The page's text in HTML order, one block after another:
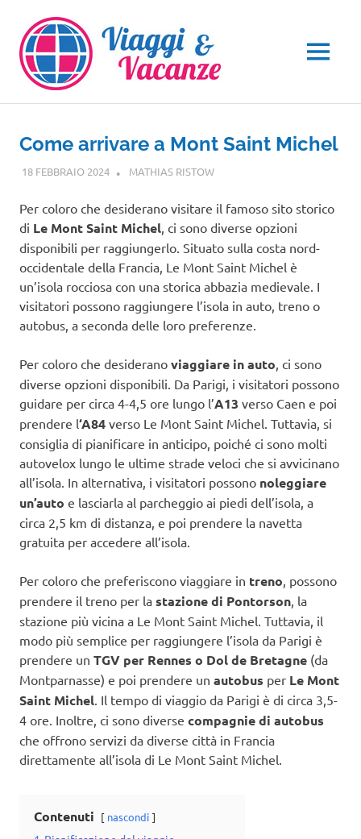
contenuto
MENU
Come arrivare a Mont Saint Michel
18 FEBBRAIO 2024 MATHIAS RISTOWEUROPA
Per coloro che desiderano visitare il famoso sito storico
di Le Mont Saint Michel, ci sono diverse opzioni
disponibili per raggiungerlo. Situato sulla costa nord-
occidentale della Francia, Le Mont Saint Michel è
un’isola rocciosa con una storica abbazia medievale. I
visitatori possono raggiungere l’isola in auto, treno o
autobus, a seconda delle loro preferenze.
Per coloro che desiderano viaggiare in auto, ci sono
diverse opzioni disponibili. Da Parigi, i visitatori possono
guidare per circa 4-4,5 ore lungo l’A13 verso Caen e poi
prendere l‘A84 verso Le Mont Saint Michel. Tuttavia, si
consiglia di pianificare in anticipo, poiché ci sono molti
autovelox lungo le ultime strade veloci che si avvicinano
all’isola. In alternativa, i visitatori possono noleggiare
un’auto e lasciarla al parcheggio ai piedi dell’isola, a
circa 2,5 km di distanza, e poi prendere la navetta
gratuita per accedere all’isola.
Per coloro che preferiscono viaggiare in treno, possono
prendere il treno per la stazione di Pontorson, la
stazione più vicina a Le Mont Saint Michel. Tuttavia, il
modo più semplice per raggiungere l’isola da Parigi è
prendere un TGV per Rennes o Dol de Bretagne (da
Montparnasse) e poi prendere un autobus per Le Mont
Saint Michel. Il tempo di viaggio da Parigi è di circa 3,5-
4 ore. Inoltre, ci sono diverse compagnie di autobus
che offrono servizi da diverse città in Francia
direttamente all’isola di Le Mont Saint Michel.
Contenuti nascondi